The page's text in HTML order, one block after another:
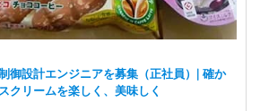
御設計エンジニアを募集（正社員）| 確か
クリームを楽しく、美味しく